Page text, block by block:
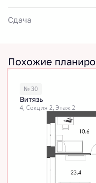
Сдача
Похожие
№ 30
Витязь
4, Секция 2, Этаж 2